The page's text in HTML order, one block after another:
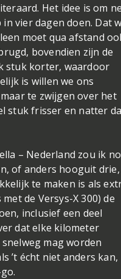
Het idee is om
in vier dagen doen. Dat
moet qua afstand
bovendien zijn de
stuk korter, waardoor
is willen we ons
te zwijgen over het
stuk frisser en natter
– Nederland zou ik
of anders hooguit drie,
te maken is als
de Versys-X 300) de
inclusief een deel
dat elke kilometer
mag worden
’t écht niet anders kan,